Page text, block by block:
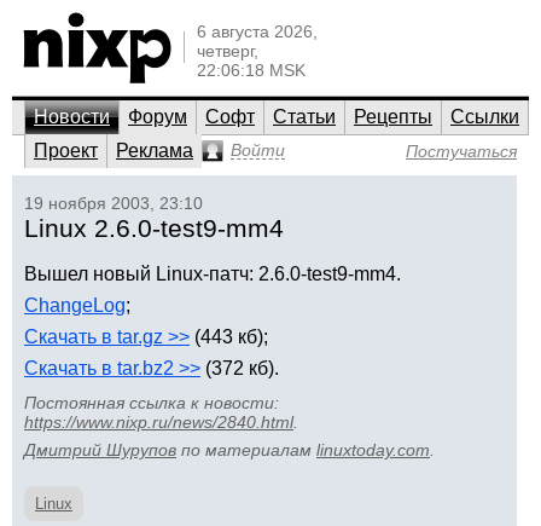
6 августа 2026,
четверг,
22:06:18 MSK
Новости Форум Софт Статьи Рецепты
Ссылки
Проект
Реклама Войти Постучаться
19 ноября 2003, 23:10
Linux 2.6.0-test9-mm4
Вышел новый Linux-патч: 2.6.0-test9-mm4.
ChangeLog;
Скачать в tar.gz >> (443 кб);
Скачать в tar.bz2 >> (372 кб).
Постоянная ссылка к новости:
https://www.nixp.ru/news/2840.html.
Дмитрий Шурупов по материалам linuxtoday.com
Linux